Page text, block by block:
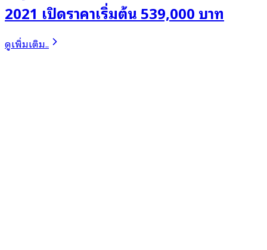
2021 เปิดราคาเริ่มต้น 539,000 บาท
ดูเพิ่มเติม..